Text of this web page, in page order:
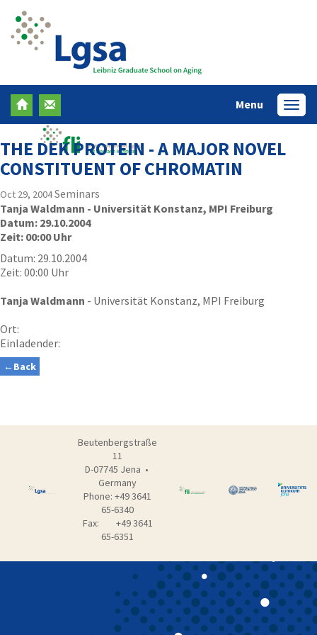
Menu Menü
THE DEK PROTEIN - A MAJOR NOVEL
CONSTITUENT OF CHROMATIN
Oct 29, 2004Seminars
Tanja Waldmann - Universität Konstanz, MPI Freiburg
Datum: 29.10.2004
Zeit: 00:00 Uhr
Datum: 29.10.2004
Zeit: 00:00 Uhr
Tanja Waldmann - Universität Konstanz, MPI Freiburg
Ort:
Einladender:
Back
Beutenbergstraße
11
D-07745 Jena •
Germany
Phone: +49 3641
65-6340
Fax: +49 3641
65-6351